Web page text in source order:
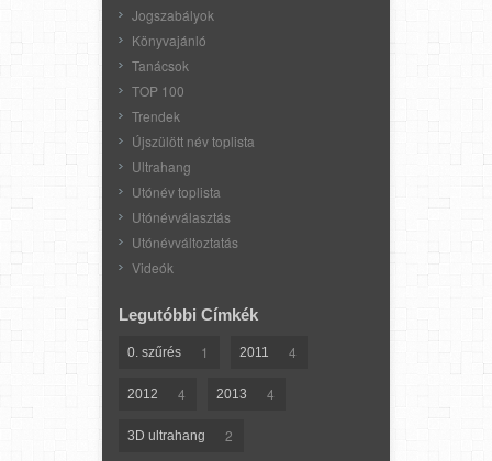
Jogszabályok
Könyvajánló
Tanácsok
TOP 100
Trendek
Újszülött név toplista
Ultrahang
Utónév toplista
Utónévválasztás
Utónévváltoztatás
Videók
Legutóbbi Címkék
0. szűrés 1 2011 4
2012 4 2013 4
3D ultrahang 2